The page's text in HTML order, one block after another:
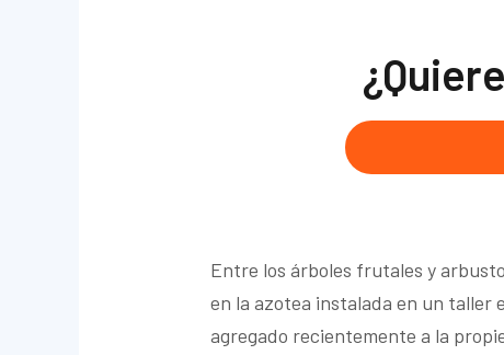
Entre los árboles frutales y
en la azotea instalada en un taller
agregado recientemente a la